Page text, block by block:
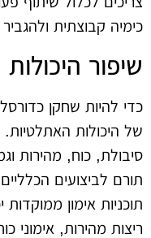
כימיה קבוצתית
שיפור
כדי להיות שחקן
של היכולות האתלטיות.
סיבולת, כוח, מהירות
תורם לביצועים
תוכניות אימון ממוקדות
ריצות מהירות, אימוני